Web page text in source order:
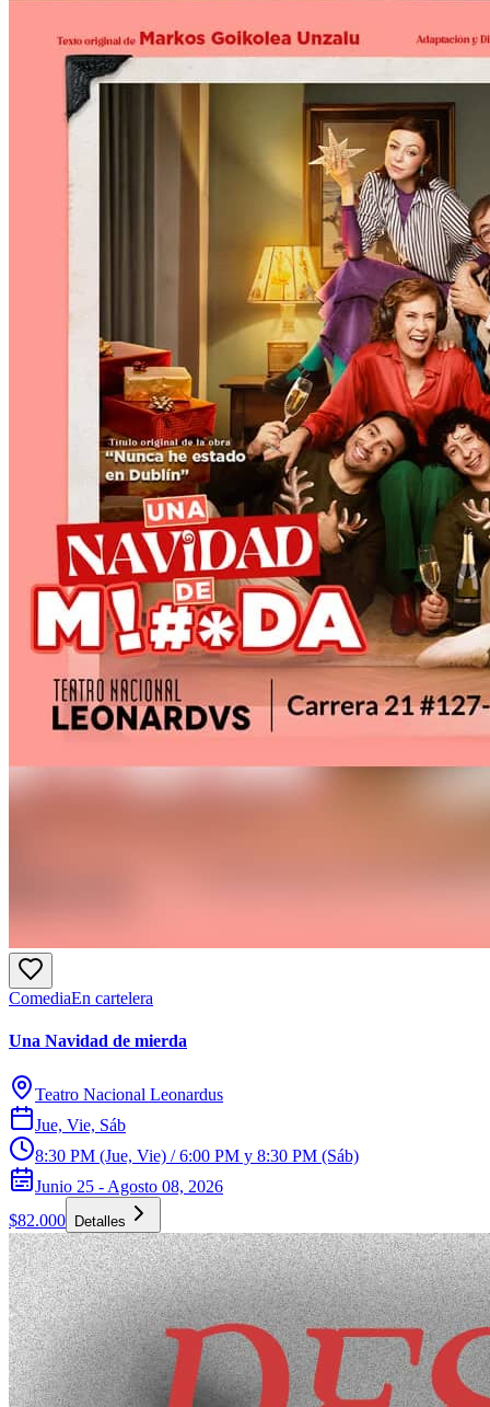
ComediaEn cartelera
Una Navidad de mierda
Teatro Nacional Leonardus
Jue, Vie, Sáb
8:30 PM (Jue, Vie) / 6:00 PM y 8:30 PM (Sáb)
Junio 25 - Agosto 08, 2026
$82.000
Detalles